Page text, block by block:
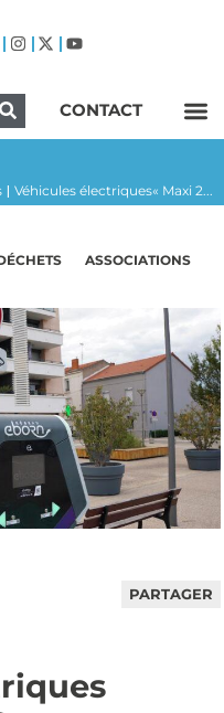
CONTACT
| Véhicules électriques« Maxi 2...
ASSOCIATIONS
PARTAGER